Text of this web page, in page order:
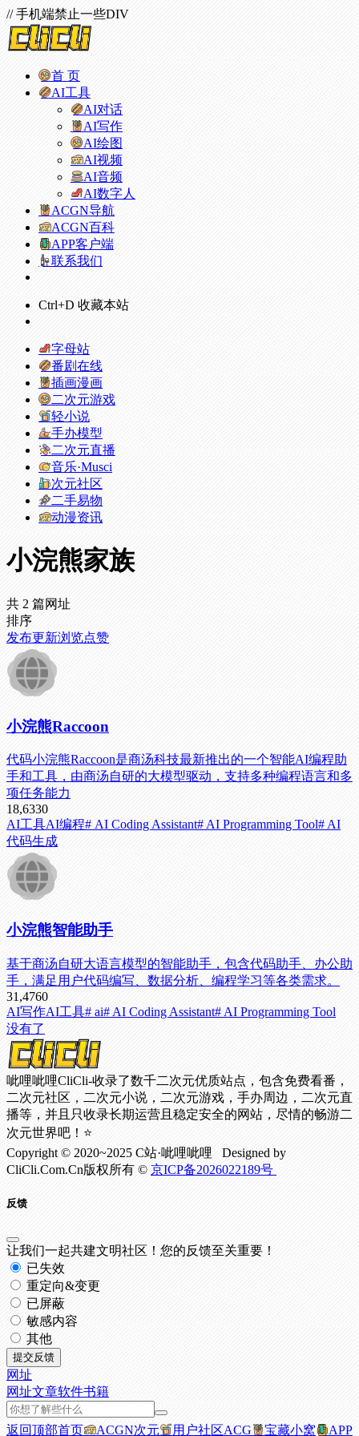
// 手机端禁止一些DIV
首 页
AI工具
AI对话
AI写作
AI绘图
AI视频
AI音频
AI数字人
ACGN导航
ACGN百科
APP客户端
联系我们
Ctrl+D 收藏本站
字母站
番剧在线
插画漫画
二次元游戏
轻小说
手办模型
二次元直播
音乐·Musci
次元社区
二手易物
动漫资讯
小浣熊家族
共 2 篇网址
排序
发布更新浏览点赞
小浣熊Raccoon
代码小浣熊Raccoon是商汤科技最新推出的一个智能AI编程助
手和工具，由商汤自研的大模型驱动，支持多种编程语言和多
项任务能力
18,6330
AI工具AI编程# AI Coding Assistant# AI Programming Tool# AI
代码生成
小浣熊智能助手
基于商汤自研大语言模型的智能助手，包含代码助手、办公助
手，满足用户代码编写、数据分析、编程学习等各类需求。
31,4760
AI写作AI工具# ai# AI Coding Assistant# AI Programming Tool
没有了
呲哩呲哩CliCli-收录了数千二次元优质站点，包含免费看番，
二次元社区，二次元小说，二次元游戏，手办周边，二次元直
播等，并且只收录长期运营且稳定安全的网站，尽情的畅游二
次元世界吧！⭐
Copyright © 2020~2025 C站·呲哩呲哩 Designed by
CliCli.Com.Cn版权所有 © 京ICP备2026022189号
反馈
让我们一起共建文明社区！您的反馈至关重要！
已失效
重定向&变更
已屏蔽
敏感内容
其他
提交反馈
网址
网址文章软件书籍
返回顶部首页 ACGN次元 用户社区ACG 宝藏小窝 APP